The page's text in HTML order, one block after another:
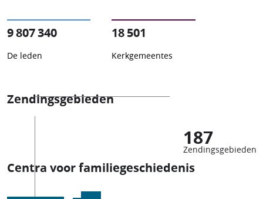
9 807 340
De leden
18 501
Kerkgemeentes
Zendingsgebieden
187
Zendingsgebieden
Centra voor familiegeschiedenis